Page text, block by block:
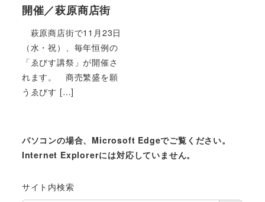
開催／萩原商店街
萩原商店街で11月23日
（水・祝）、毎年恒例の
「ゑびす講祭」が開催さ
れます。 商売繁盛を願
うゑびす […]
パソコンの場合、Microsoft Edgeでご覧ください。
Internet Explorerには対応していません。
サイト内検索